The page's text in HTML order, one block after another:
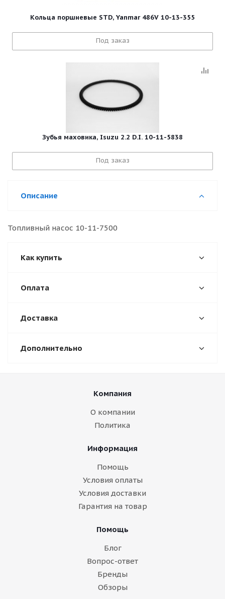
Кольца поршневые STD, Yanmar 486V 10-13-355
Под заказ
Зубья маховика, Isuzu 2.2 D.I. 10-11-5838
Под заказ
Описание
Топливный насос 10-11-7500
Как купить
Оплата
Доставка
Дополнительно
Компания
О компании
Политика
Информация
Помощь
Условия оплаты
Условия доставки
Гарантия на товар
Помощь
Блог
Вопрос-ответ
Бренды
Обзоры